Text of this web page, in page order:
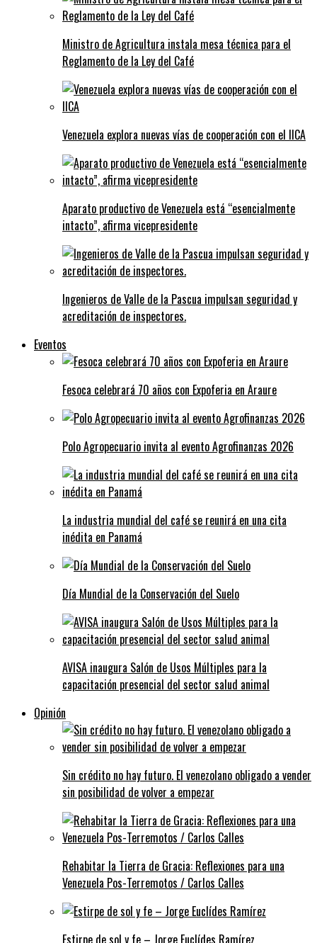
Ministro de Agricultura instala mesa técnica para el
Reglamento de la Ley del Café
Venezuela explora nuevas vías de cooperación con el IICA
Aparato productivo de Venezuela está “esencialmente
intacto”, afirma vicepresidente
Ingenieros de Valle de la Pascua impulsan seguridad y
acreditación de inspectores.
Eventos
Fesoca celebrará 70 años con Expoferia en Araure
Polo Agropecuario invita al evento Agrofinanzas 2026
La industria mundial del café se reunirá en una cita
inédita en Panamá
Día Mundial de la Conservación del Suelo
AVISA inaugura Salón de Usos Múltiples para la
capacitación presencial del sector salud animal
Opinión
Sin crédito no hay futuro. El venezolano obligado a vender
sin posibilidad de volver a empezar
Rehabitar la Tierra de Gracia: Reflexiones para una
Venezuela Pos-Terremotos / Carlos Calles
Estirpe de sol y fe – Jorge Euclídes Ramírez